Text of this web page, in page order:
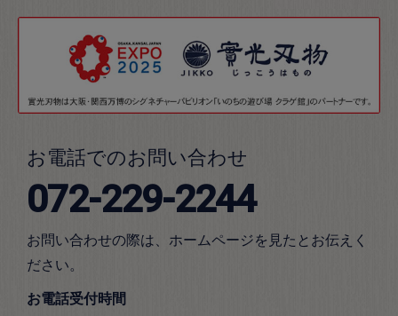
お電話でのお問い合わせ
072-229-2244
お問い合わせの際は、ホームページを見たとお伝えく
ださい。
お電話受付時間